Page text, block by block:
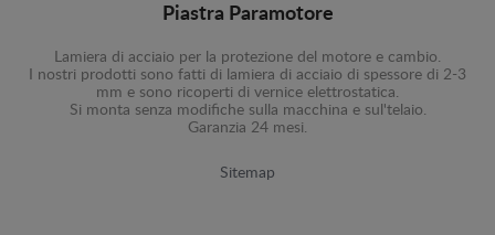
Piastra Paramotore
Lamiera di acciaio per la protezione del motore e cambio.
I nostri prodotti sono fatti di lamiera di acciaio di spessore di 2-3
mm e sono ricoperti di vernice elettrostatica.
Si monta senza modifiche sulla macchina e sul'telaio.
Garanzia 24 mesi.
Sitemap